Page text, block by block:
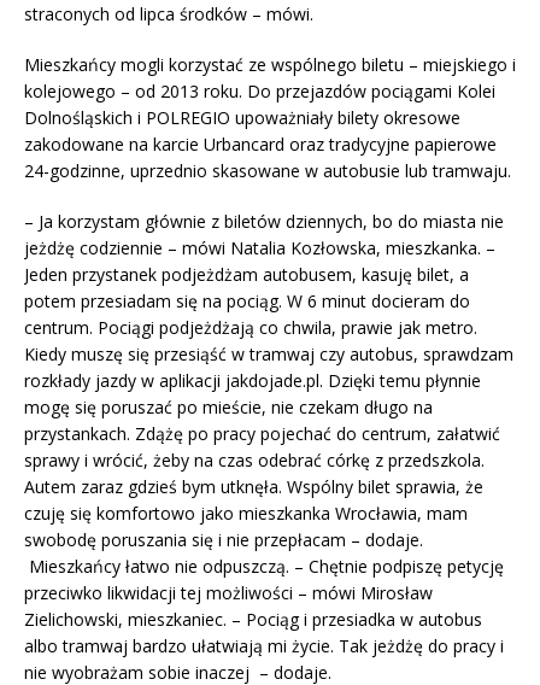
straconych od lipca środków – mówi.
Mieszkańcy mogli korzystać ze wspólnego biletu – miejskiego i
kolejowego – od 2013 roku. Do przejazdów pociągami Kolei
Dolnośląskich i POLREGIO upoważniały bilety okresowe
zakodowane na karcie Urbancard oraz tradycyjne papierowe
24-godzinne, uprzednio skasowane w autobusie lub tramwaju.
– Ja korzystam głównie z biletów dziennych, bo do miasta nie
jeżdżę codziennie – mówi Natalia Kozłowska, mieszkanka. –
Jeden przystanek podjeżdżam autobusem, kasuję bilet, a
potem przesiadam się na pociąg. W 6 minut docieram do
centrum. Pociągi podjeżdżają co chwila, prawie jak metro.
Kiedy muszę się przesiąść w tramwaj czy autobus, sprawdzam
rozkłady jazdy w aplikacji jakdojade.pl. Dzięki temu płynnie
mogę się poruszać po mieście, nie czekam długo na
przystankach. Zdążę po pracy pojechać do centrum, załatwić
sprawy i wrócić, żeby na czas odebrać córkę z przedszkola.
Autem zaraz gdzieś bym utknęła. Wspólny bilet sprawia, że
czuję się komfortowo jako mieszkanka Wrocławia, mam
swobodę poruszania się i nie przepłacam – dodaje.
Mieszkańcy łatwo nie odpuszczą. – Chętnie podpiszę petycję
przeciwko likwidacji tej możliwości – mówi Mirosław
Zielichowski, mieszkaniec. – Pociąg i przesiadka w autobus
albo tramwaj bardzo ułatwiają mi życie. Tak jeżdżę do pracy i
nie wyobrażam sobie inaczej – dodaje.